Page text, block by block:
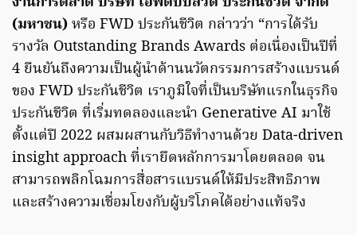
(มหาชน)หรือ FWD ประกันชีวิต กล่าวว่า “การได้รับ
รางวัล Outstanding Brands Awards ต่อเนื่องเป็นปีที่
4 ยืนยันถึงความเป็นผู้นำด้านนวัตกรรมการสร้างแบรนด์
ของ FWD ประกันชีวิต เราภูมิใจที่เป็นบริษัทแรกในธุรกิจ
ประกันชีวิต ที่เริ่มทดลองและนำ Generative AI มาใช้
ตั้งแต่ปี 2022 ผสมผสานกับวิธีทำงานด้วย Data-driven
insight approach ที่เรายึดหลักการมาโดยตลอด จน
สามารถพลิกโฉมการสื่อสารแบรนด์ให้มีประสิทธิภาพ
และสร้างความเชื่อมโยงกับผู้บริโภคได้อย่างแท้จริง